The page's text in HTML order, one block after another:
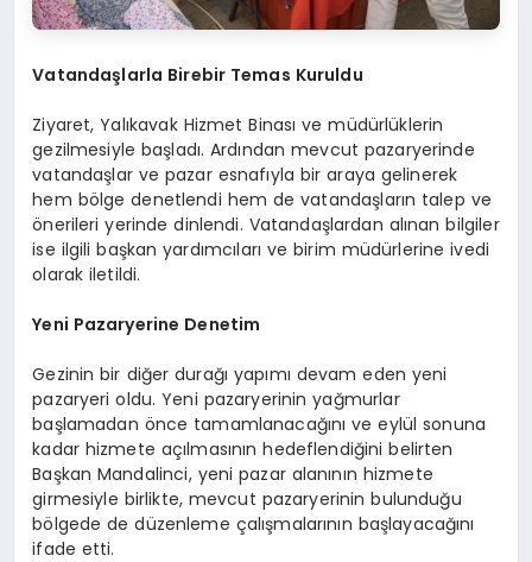
Vatandaşlarla Birebir Temas Kuruldu
Ziyaret, Yalıkavak Hizmet Binası ve müdürlüklerin
gezilmesiyle başladı. Ardından mevcut pazaryerinde
vatandaşlar ve pazar esnafıyla bir araya gelinerek
hem bölge denetlendi hem de vatandaşların talep ve
önerileri yerinde dinlendi. Vatandaşlardan alınan bilgiler
ise ilgili başkan yardımcıları ve birim müdürlerine ivedi
olarak iletildi.
Yeni Pazaryerine Denetim
Gezinin bir diğer durağı yapımı devam eden yeni
pazaryeri oldu. Yeni pazaryerinin yağmurlar
başlamadan önce tamamlanacağını ve eylül sonuna
kadar hizmete açılmasının hedeflendiğini belirten
Başkan Mandalinci, yeni pazar alanının hizmete
girmesiyle birlikte, mevcut pazaryerinin bulunduğu
bölgede de düzenleme çalışmalarının başlayacağını
ifade etti.